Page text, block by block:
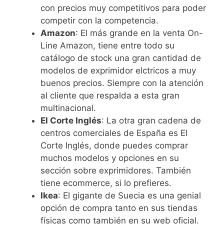
con precios muy competitivos para poder
competir con la competencia.
Amazon: El más grande en la venta On-
Line Amazon, tiene entre todo su
catálogo de stock una gran cantidad de
modelos de exprimidor elctricos a muy
buenos precios. Siempre con la atención
al cliente que respalda a esta gran
multinacional.
El Corte Inglés: La otra gran cadena de
centros comerciales de España es El
Corte Inglés, donde puedes comprar
muchos modelos y opciones en su
sección sobre exprimidores. También
tiene ecommerce, si lo prefieres.
Ikea: El gigante de Suecia es una genial
opción de compra tanto en sus tiendas
físicas como también en su web oficial.